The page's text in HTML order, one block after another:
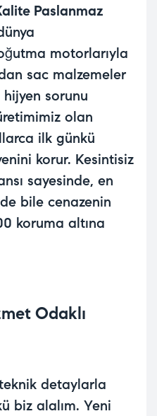
Paslanmaz
motorlarıyla
sac malzemeler
sorunu
olan
ilk günkü
korur. Kesintisiz
sayesinde, en
bile cenazenin
koruma altına
Odaklı
teknik detaylarla
biz alalım. Yeni